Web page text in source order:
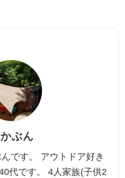
ぶん
です。 アウトドア好き
代です。 4人家族(子供2